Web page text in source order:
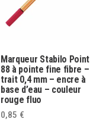
Marqueur Stabilo Point
88 à pointe fine fibre –
trait 0,4 mm – encre à
base d’eau – couleur
rouge fluo
0,85 €